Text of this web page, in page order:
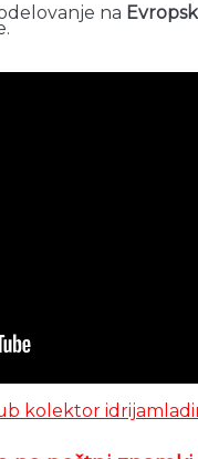
na
kolektor idrija